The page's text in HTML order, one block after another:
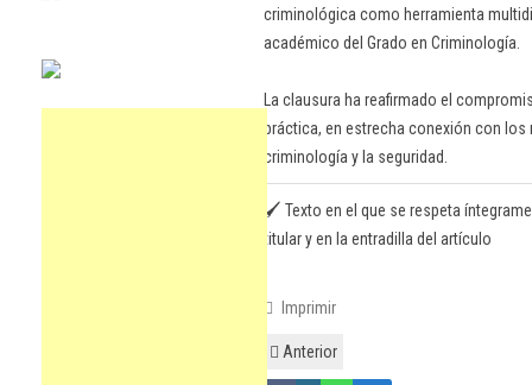
criminológica como herramienta
académico del Grado en Criminología.
La clausura ha reafirmado el
práctica, en estrecha conexión con
criminología y la seguridad.
🖌️ Texto en el que se respeta
titular y en la entradilla del artículo
Imprimir
Anterior